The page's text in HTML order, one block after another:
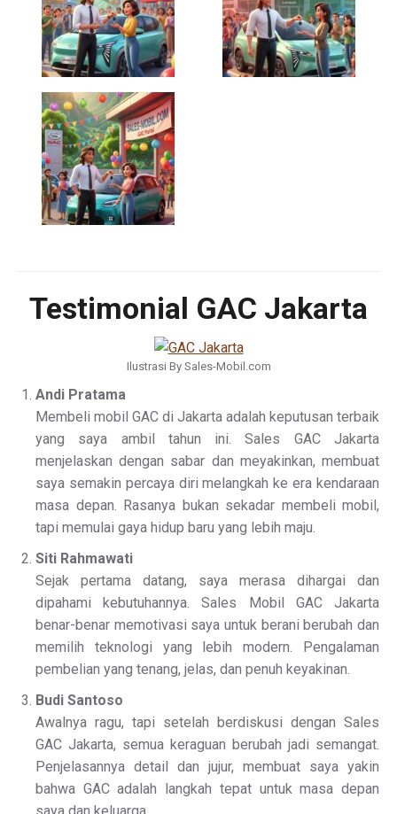
Testimonial GAC Jakarta
Ilustrasi By Sales-Mobil.com
Andi Pratama
Membeli mobil GAC di Jakarta adalah keputusan terbaik
yang saya ambil tahun ini. Sales GAC Jakarta
menjelaskan dengan sabar dan meyakinkan, membuat
saya semakin percaya diri melangkah ke era kendaraan
masa depan. Rasanya bukan sekadar membeli mobil,
tapi memulai gaya hidup baru yang lebih maju.
Siti Rahmawati
Sejak pertama datang, saya merasa dihargai dan
dipahami kebutuhannya. Sales Mobil GAC Jakarta
benar-benar memotivasi saya untuk berani berubah dan
memilih teknologi yang lebih modern. Pengalaman
pembelian yang tenang, jelas, dan penuh keyakinan.
Budi Santoso
Awalnya ragu, tapi setelah berdiskusi dengan Sales
GAC Jakarta, semua keraguan berubah jadi semangat.
Penjelasannya detail dan jujur, membuat saya yakin
bahwa GAC adalah langkah tepat untuk masa depan